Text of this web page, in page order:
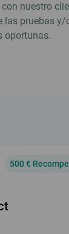
nuestro
las pruebas y/
oportunas.
500 €